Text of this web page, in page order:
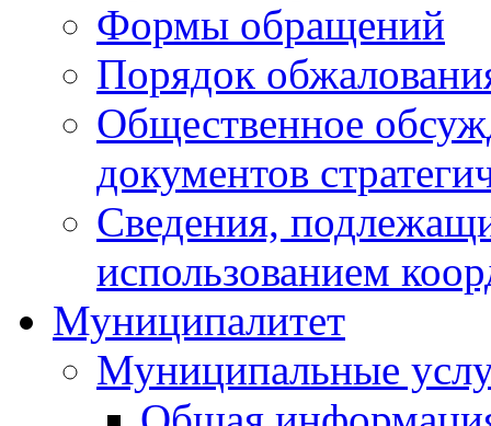
Формы обращений
Порядок
Общественное
документов
Сведения,
использованием
Муниципалитет
Муниципальные